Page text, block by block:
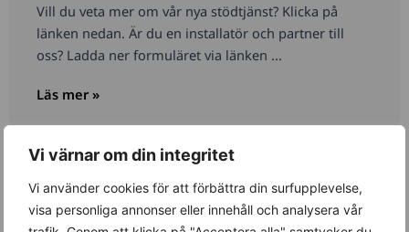
Vi värnar om din integritet
Vi använder cookies för att förbättra din surfupplevelse,
visa personliga annonser eller innehåll och analysera vår
Vill du veta mer om vår nya stödtjänst? Klicka på
länken nedan. Är du en installatör och partner till
oss? Ladda ner formuläret via länken ...
Läs mer »
Nyheter